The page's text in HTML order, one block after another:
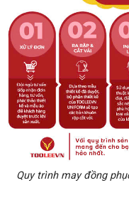
Quy trình may đồng